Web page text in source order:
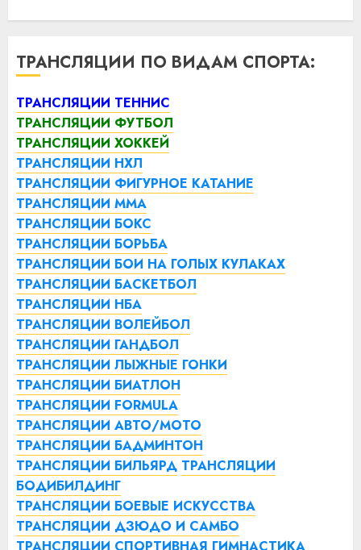
ТРАНСЛЯЦИИ ПО ВИДАМ СПОРТА:
ТРАНСЛЯЦИИ ТЕННИС
ТРАНСЛЯЦИИ ФУТБОЛ
ТРАНСЛЯЦИИ ХОККЕЙ
ТРАНСЛЯЦИИ НХЛ
ТРАНСЛЯЦИИ ФИГУРНОЕ КАТАНИЕ
ТРАНСЛЯЦИИ ММА
ТРАНСЛЯЦИИ БОКС
ТРАНСЛЯЦИИ БОРЬБА
ТРАНСЛЯЦИИ БОИ НА ГОЛЫХ КУЛАКАХ
ТРАНСЛЯЦИИ БАСКЕТБОЛ
ТРАНСЛЯЦИИ НБА
ТРАНСЛЯЦИИ ВОЛЕЙБОЛ
ТРАНСЛЯЦИИ ГАНДБОЛ
ТРАНСЛЯЦИИ ЛЫЖНЫЕ ГОНКИ
ТРАНСЛЯЦИИ БИАТЛОН
ТРАНСЛЯЦИИ FORMULA
ТРАНСЛЯЦИИ АВТО/МОТО
ТРАНСЛЯЦИИ БАДМИНТОН
ТРАНСЛЯЦИИ БИЛЬЯРД ТРАНСЛЯЦИИ
БОДИБИЛДИНГ
ТРАНСЛЯЦИИ БОЕВЫЕ ИСКУССТВА
ТРАНСЛЯЦИИ ДЗЮДО И САМБО